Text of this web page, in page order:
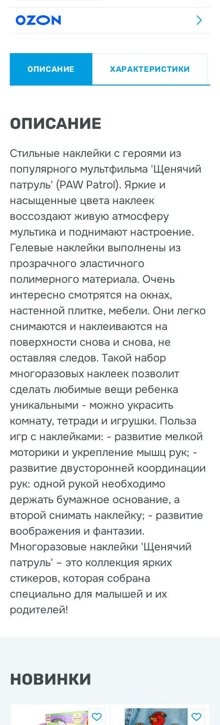
ОПИСАНИЕ ХАРАКТЕРИСТИКИ
ОПИСАНИЕ
Cтильные наклейки с героями из
популярного мультфильма 'Щенячий
патруль' (PAW Patrol). Яркие и
насыщенные цвета наклеек
воссоздают живую атмосферу
мультика и поднимают настроение.
Гелевые наклейки выполнены из
прозрачного эластичного
полимерного материала. Очень
интересно смотрятся на окнах,
настенной плитке, мебели. Они легко
снимаются и наклеиваются на
поверхности снова и снова, не
оставляя следов. Такой набор
многоразовых наклеек позволит
сделать любимые вещи ребенка
уникальными - можно украсить
комнату, тетради и игрушки. Польза
игр с наклейками: - развитие мелкой
моторики и укрепление мышц рук; -
развитие двусторонней координации
рук: одной рукой необходимо
держать бумажное основание, а
второй снимать наклейку; - развитие
воображения и фантазии.
Многоразовые наклейки 'Щенячий
патруль' – это коллекция ярких
стикеров, которая собрана
специально для малышей и их
родителей!
НОВИНКИ